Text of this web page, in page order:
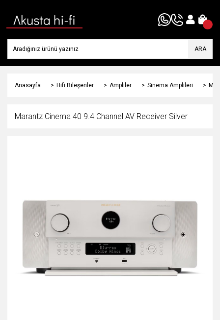
ARA
Anasayfa Hifi Bileşenler Ampliler Sinema Amplileri
Marantz Cinema 40 9.4 Channel AV Receiver Silver